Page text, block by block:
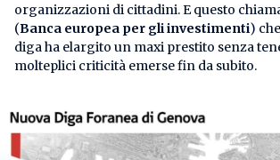
organizzazioni di cittadini. E questo
(Banca europea per gli investimenti)
diga ha elargito un maxi prestito senza
molteplici criticità emerse fin da subito.